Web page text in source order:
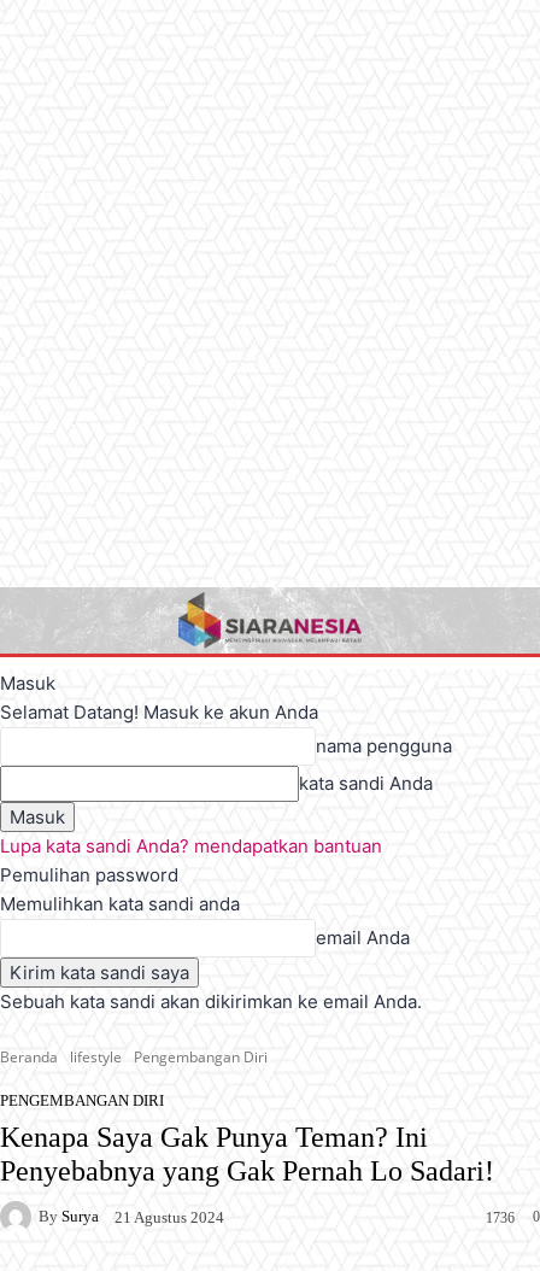
Masuk
Selamat Datang! Masuk ke akun Anda
nama pengguna
kata sandi Anda
Lupa kata sandi Anda? mendapatkan bantuan
Pemulihan password
Memulihkan kata sandi anda
email Anda
Sebuah kata sandi akan dikirimkan ke email Anda.
Beranda lifestyle Pengembangan Diri
PENGEMBANGAN DIRI
Kenapa Saya Gak Punya Teman? Ini
Penyebabnya yang Gak Pernah Lo Sadari!
By Surya 21 Agustus 2024 0
1736